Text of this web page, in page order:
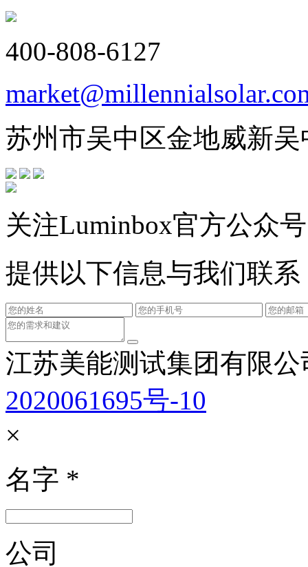
400-808-6127
苏州市吴中区金地威新
关注Luminbox官方公众号
提供以下信息与我们联
江苏美能测试集团有限公
2020061695号-10
×
名字 *
公司